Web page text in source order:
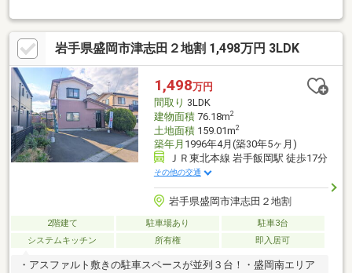
校・・・550ｍ（徒歩7分）
岩手県盛岡市津志田２地割 1,498万円 3LDK
1,498万円
間取り 3LDK
建物面積76.18m2
土地面積159.01m2
築年月 1996年4月(築30年5ヶ月)
ＪＲ東北本線 岩手飯岡駅 徒歩17分
その他の交通
岩手県盛岡市津志田２地割
2階建て 駐車場あり
駐車3台
システムキッチン
所有権 即入居可
・アスファルト敷きの駐車スペースが並列３台！・盛岡南エリア